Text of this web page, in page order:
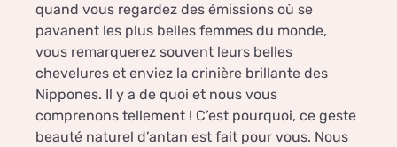
quand vous regardez des émissions où se
pavanent les plus belles femmes du monde,
vous remarquerez souvent leurs belles
chevelures et enviez la crinière brillante des
Nippones. Il y a de quoi et nous vous
comprenons tellement ! C’est pourquoi, ce geste
beauté naturel d’antan est fait pour vous. Nous